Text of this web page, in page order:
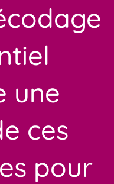
une
ces
pour